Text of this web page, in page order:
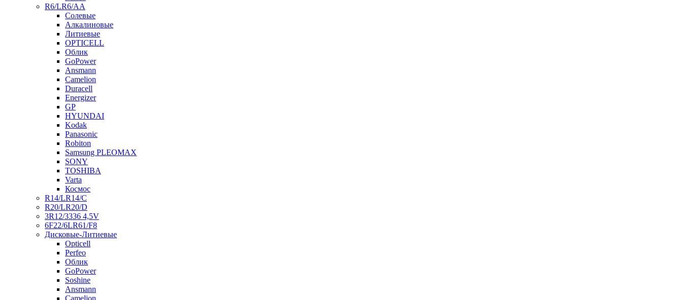
R6/LR6/AA
Солевые
Алкалиновые
Литиевые
OPTICELL
Облик
GoPower
Ansmann
Camelion
Duracell
Energizer
GP
HYUNDAI
Kodak
Panasonic
Robiton
Samsung PLEOMAX
SONY
TOSHIBA
Varta
Космос
R14/LR14/C
R20/LR20/D
3R12/3336 4,5V
6F22/6LR61/F8
Дисковые-Литиевые
Opticell
Perfeo
Облик
GoPower
Soshine
Ansmann
Camelion